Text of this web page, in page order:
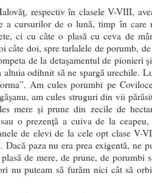
respectiv în clasele V-VIII,
a cursurilor de o lună, timp în care
ci cu câte o plasă cu ceva de
câte doi, spre tarlalele de porumb,
de la detașamentul de pionieri
odihnit să ne spargă urechile.
Am cules porumbi pe
am cules struguri din vii
mere și prune din zecile de
o prezență a cuiva de la
de elevi de la cele opt clase V-
paza nu era prea exigentă, ne
de mere, de prune, de porumbi
nu puteam să furăm nici cât să